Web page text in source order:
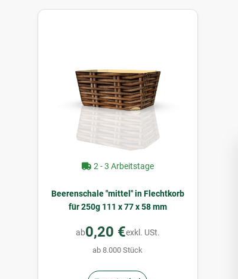
2 - 3 Arbeitstage
Beerenschale "mittel" in Flechtkorb
für 250g 111 x 77 x 58 mm
ab0,20 €exkl. USt.
ab 8.000 Stück